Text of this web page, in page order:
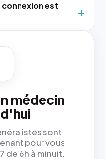
est
médecin
sont
pour vous
de 6h à minuit.